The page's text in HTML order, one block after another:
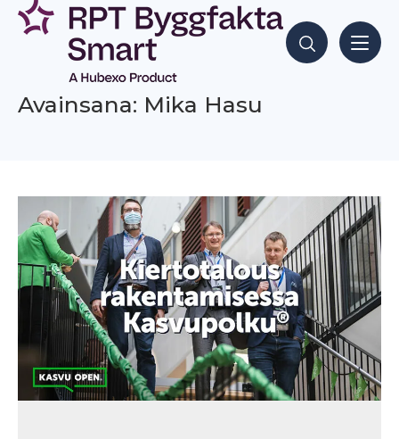
Siirry
sisältöön
Hae sisältöjä
Avainsana: Mika Hasu